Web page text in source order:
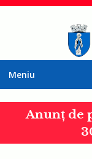
Meniu
A
Anunț de